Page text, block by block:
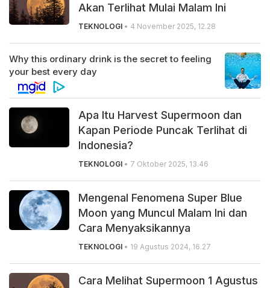
Akan Terlihat Mulai Malam Ini
TEKNOLOGI • 4 November 2025, 12.28
Apa Itu Harvest Supermoon dan
Kapan Periode Puncak Terlihat di
Indonesia?
TEKNOLOGI • 7 Oktober 2025, 13.46
Mengenal Fenomena Super Blue
Moon yang Muncul Malam Ini dan
Cara Menyaksikannya
TEKNOLOGI • 19 Agustus 2024, 16.27
Cara Melihat Supermoon 1 Agustus